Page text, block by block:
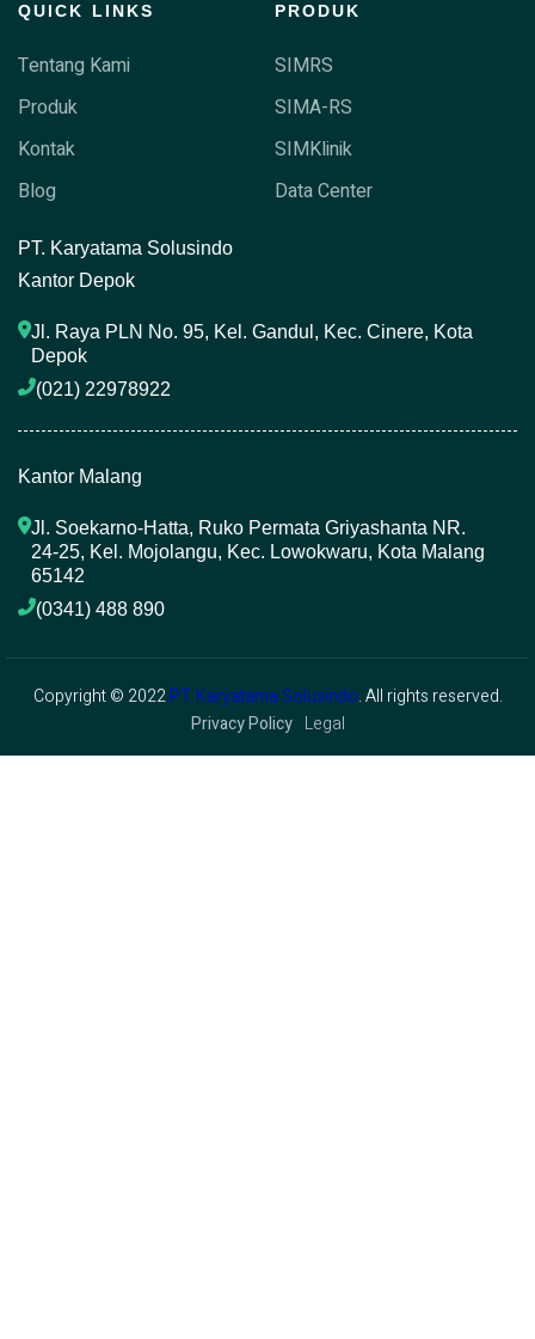
QUICK LINKS
Tentang Kami
Produk
Kontak
Blog
PRODUK
SIMRS
SIMA-RS
SIMKlinik
Data Center
PT. Karyatama Solusindo
Kantor Depok
Jl. Raya PLN No. 95, Kel. Gandul, Kec. Cinere, Kota
Depok
(021) 22978922
Kantor Malang
Jl. Soekarno-Hatta, Ruko Permata Griyashanta NR.
24-25, Kel. Mojolangu, Kec. Lowokwaru, Kota Malang
65142
(0341) 488 890
Copyright © 2022PT. Karyatama Solusindo. All rights reserved.
Privacy Policy Legal